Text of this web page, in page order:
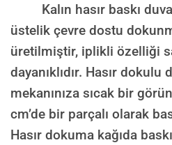
Kalın hasır baskı
üstelik çevre dostu
üretilmiştir, iplikli özelliği
dayanıklıdır. Hasır dokulu
mekanınıza sıcak bir
cm’de bir parçalı olarak
Hasır dokuma kağıda